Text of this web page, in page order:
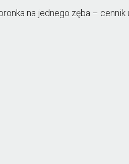
na jednego zęba –